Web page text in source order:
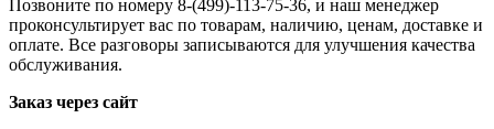
Позвоните по номеру 8-(499)-113-75-36, и наш менеджер
проконсультирует вас по товарам, наличию, ценам, доставке и
оплате. Все разговоры записываются для улучшения качества
обслуживания.
Заказ через сайт